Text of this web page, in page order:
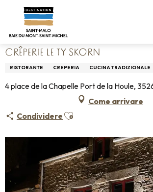
contenu
Home Vivere come a casa
Ristoranti
CRÊPERIE LE TY SKORN
RISTORANTE CREPERIA CUCINA TRADIZIONALE
4 place de la Chapelle Port de la Houle,
Come arrivare
Condividere Ajouter aux favoris